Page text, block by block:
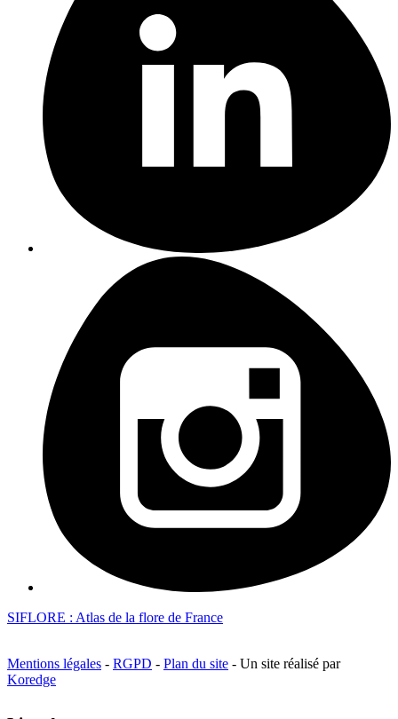
SIFLORE : Atlas de la flore de France
Mentions légales - RGPD - Plan du site - Un site réalisé par
Koredge